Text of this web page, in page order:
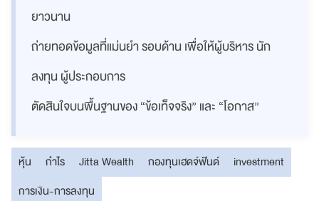
ยาวนาน
ถ่ายทอดข้อมูลที่แม่นยำ รอบด้าน เพื่อให้ผู้บริหาร นัก
ลงทุน ผู้ประกอบการ
ตัดสินใจบนพื้นฐานของ “ข้อเท็จจริง” และ “โอกาส”
หุ้น กำไร Jitta Wealth กองทุนเฮดจ์ฟันด์
investment
การเงิน-การลงทุน